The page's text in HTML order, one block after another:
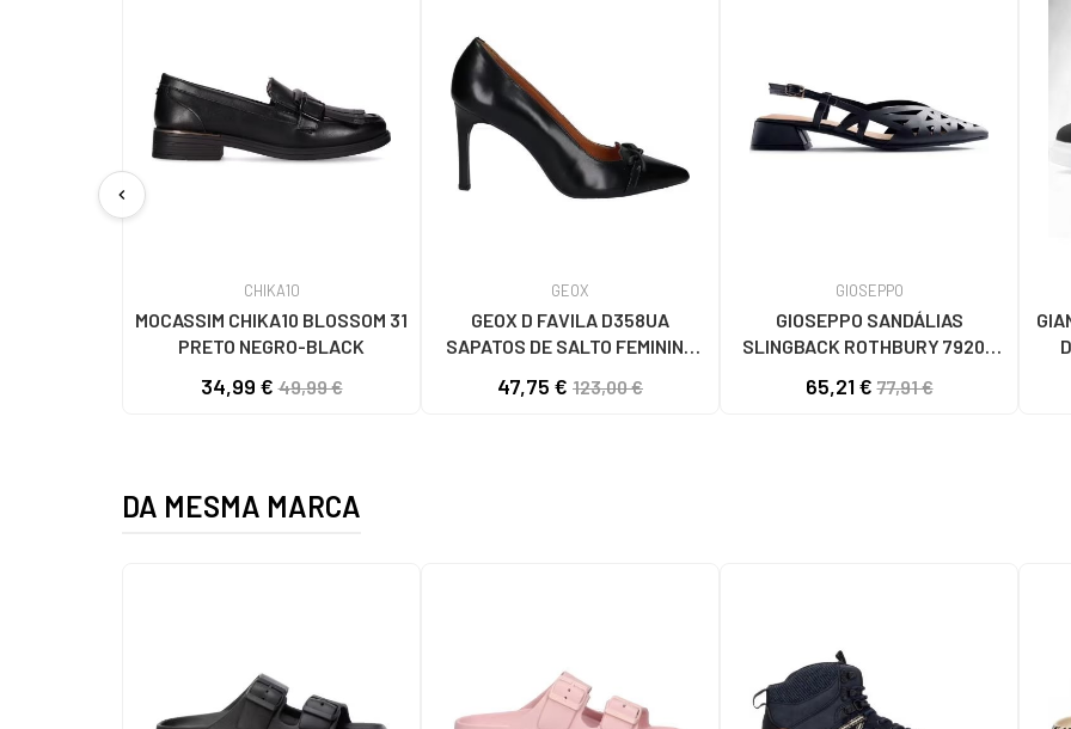
chevron_left
CHIKA10
MOCASSIM CHIKA10 BLOSSOM 31
PRETO NEGRO-BLACK
34,99 €49,99 €
GEOX
GEOX D FAVILA D358UA
SAPATOS DE SALTO FEMININO
47,75 € 123,00 €
GIOSEPPO
GIOSEPPO SANDÁLIAS
SLINGBACK ROTHBURY 79209
65,21 €77,91 €
DA MESMA MARCA